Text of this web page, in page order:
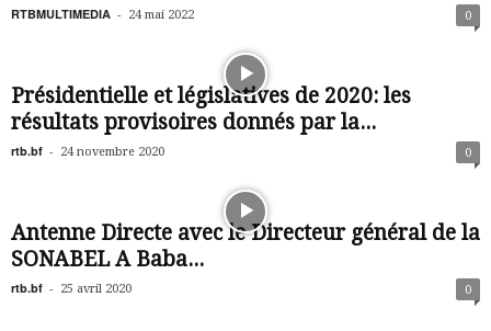
RTBMULTIMEDIA - 24 mai 2022 0
Présidentielle et législatives de 2020: les
résultats provisoires donnés par la...
rtb.bf - 24 novembre 2020 0
Antenne Directe avec le Directeur général de la
SONABEL A Baba...
rtb.bf - 25 avril 2020 0